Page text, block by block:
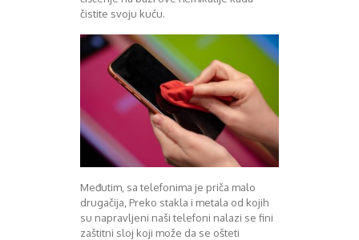
čistite svoju kuću.
Međutim, sa telefonima je priča malo
drugačija, Preko stakla i metala od kojih
su napravljeni naši telefoni nalazi se fini
zaštitni sloj koji može da se ošteti